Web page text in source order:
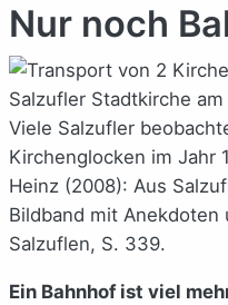
Nur noch
Viele Salzufler
Kirchenglocken im Jahr
Heinz (2008): Aus
Bildband mit Anekdoten
Salzuflen, S. 339.
Ein Bahnhof ist viel